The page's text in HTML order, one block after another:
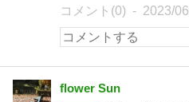
コメント(0) 2023/
flower Sun